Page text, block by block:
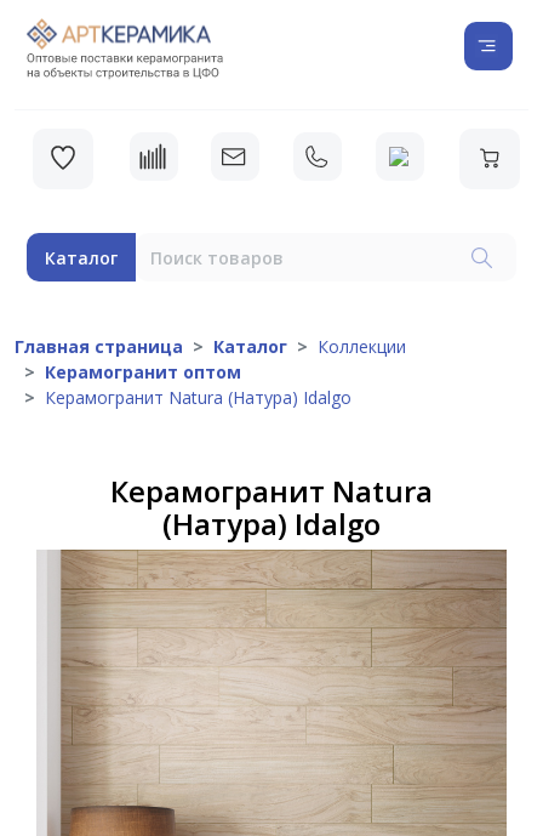
Каталог
Главная страница Каталог
Коллекции
Керамогранит оптом
Керамогранит Natura (Натура) Idalgo
Керамогранит Natura
(Натура) Idalgo